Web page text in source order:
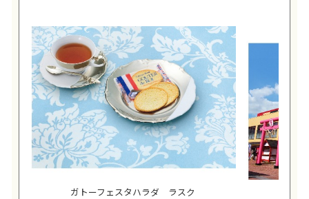
ガトーフェスタハラダ ラスク